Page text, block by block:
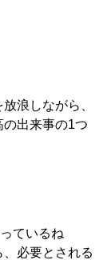
浪しながら、
出来事の1つ
ているね
必要とされる